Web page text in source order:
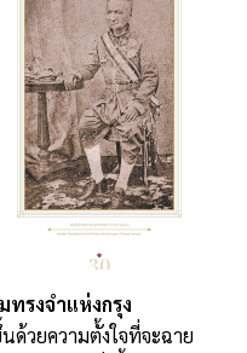
รงจำแห่งกรุง
ด้วยความตั้งใจที่จะฉาย